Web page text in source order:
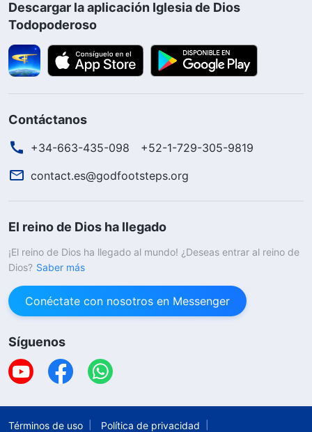
Descargar la aplicación Iglesia de Dios
Todopoderoso
Contáctanos
+34-663-435-098
+52-1-729-305-9819
contact.es@godfootsteps.org
El reino de Dios ha llegado
¡El reino de Dios ha llegado al mundo! ¿Deseas entrar al reino de
Dios? Saber más
Conéctate con nosotros en Messenger
Síguenos
Términos de uso Política de privacidad